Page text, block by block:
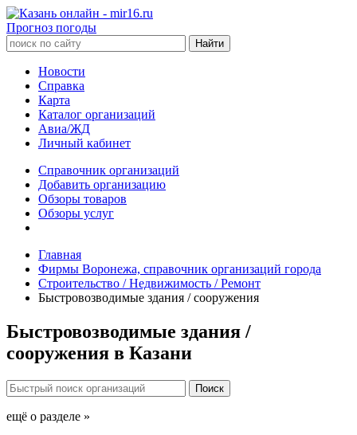
Прогноз погоды
Новости
Справка
Карта
Каталог организаций
Авиа/ЖД
Личный кабинет
Справочник организаций
Добавить организацию
Обзоры товаров
Обзоры услуг
Главная
Фирмы Воронежа, справочник организаций города
Строительство / Недвижимость / Ремонт
Быстровозводимые здания / сооружения
Быстровозводимые здания /
сооружения в Казани
ещё о разделе »